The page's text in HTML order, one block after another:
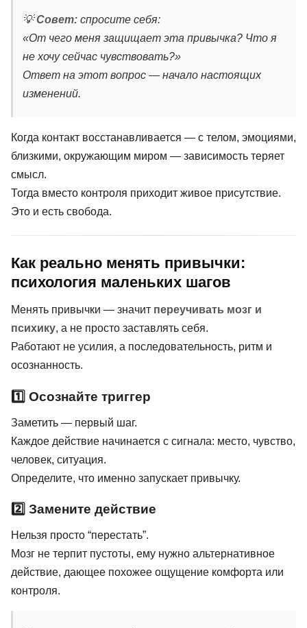
💡Совет: спросите себя:
«От чего меня защищает эта привычка? Что я
не хочу сейчас чувствовать?»
Ответ на этот вопрос — начало настоящих
изменений.
Когда контакт восстанавливается — с телом, эмоциями,
близкими, окружающим миром — зависимость теряет
смысл.
Тогда вместо контроля приходит живое присутствие.
Это и есть свобода.
Как реально менять привычки:
психология маленьких шагов
Менять привычки — значит переучивать мозг и
психику, а не просто заставлять себя.
Работают не усилия, а последовательность, ритм и
осознанность.
1️⃣ Осознайте триггер
Заметить — первый шаг.
Каждое действие начинается с сигнала: место, чувство,
человек, ситуация.
Определите, что именно запускает привычку.
2️⃣ Замените действие
Нельзя просто “перестать”.
Мозг не терпит пустоты, ему нужно альтернативное
действие, дающее похожее ощущение комфорта или
контроля.